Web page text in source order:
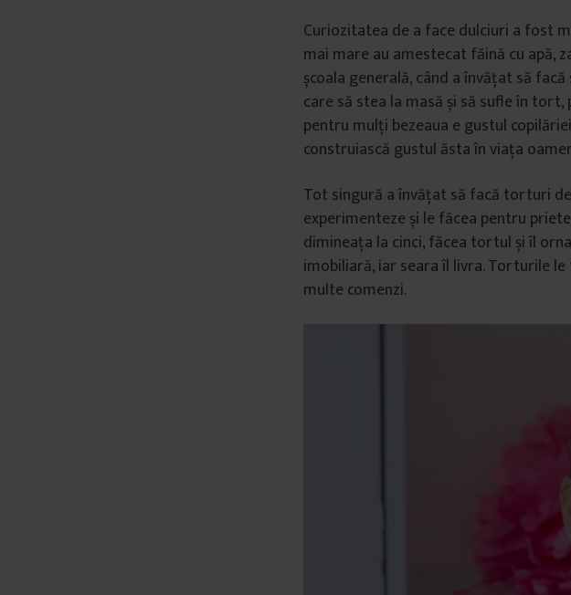
Curiozitatea de a face dulciuri a fost
mai mare au amestecat făină cu apă,
școala generală, când a învățat să
care să stea la masă și să sufle în
pentru mulți bezeaua e gustul
construiască gustul ăsta în viața
Tot singură a învățat să facă torturi
experimenteze și le făcea pentru
dimineața la cinci, făcea tortul și îl
imobiliară, iar seara îl livra. Torturile
multe comenzi.